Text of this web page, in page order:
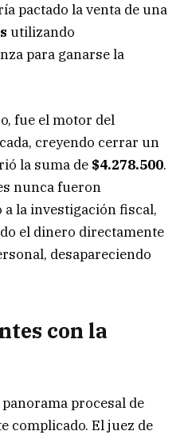
pactado la venta de una
utilizando
para ganarse la
fue el motor del
creyendo cerrar un
la suma de $4.278.500.
nunca fueron
a la investigación fiscal,
el dinero directamente
desapareciendo
con la
panorama procesal de
complicado. El juez de